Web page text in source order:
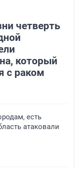
четверть
который
с раком
есть
атаковали